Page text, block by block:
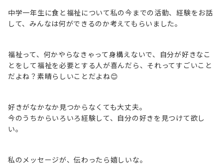
中学一年生に食と福祉について私の今までの活動、経験をお話
して、みんなは何ができるのか考えてもらいました。
福祉って、何かやらなきゃって身構えないで、自分が好きなこ
とをして福祉を必要とする人が喜んだら、それってすごいこと
だよね？素晴らしいことだよね😊
好きがなかなか見つからなくても大丈夫。
今のうちからいろいろ経験して、自分の好きを見つけて欲し
い。
私のメッセージが、伝わったら嬉しいな。